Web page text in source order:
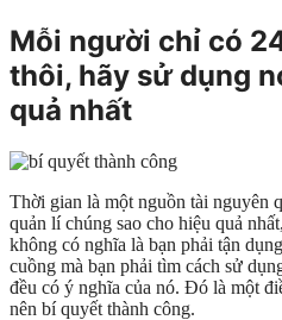
Mỗi người chỉ có
thôi, hãy sử dụng
quả nhất
Thời gian là một nguồn tài nguyên
quản lí chúng sao cho hiệu quả
không có nghĩa là bạn phải tận
cuồng mà bạn phải tìm cách sử
đều có ý nghĩa của nó. Đó là một
nên bí quyết thành công.